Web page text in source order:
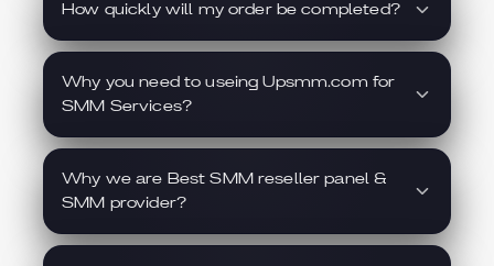
How quickly will my order be completed?
Why you need to useing Upsmm.com for
SMM Services?
Why we are Best SMM reseller panel &
SMM provider?